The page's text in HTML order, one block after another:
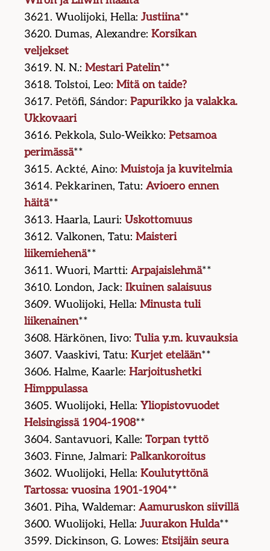
3621. Wuolijoki, Hella:Justiina**
3620. Dumas, Alexandre:Korsikan
veljekset
3619. N. N.:Mestari Patelin**
3618. Tolstoi, Leo:Mitä on taide?
3617. Petöfi, Sándor:Papurikko ja valakka.
Ukkovaari
3616. Pekkola, Sulo-Weikko:Petsamoa
perimässä**
3615. Ackté, Aino:Muistoja ja kuvitelmia
3614. Pekkarinen, Tatu:Avioero ennen
häitä**
3613. Haarla, Lauri:Uskottomuus
3612. Valkonen, Tatu:Maisteri
liikemiehenä**
3611. Wuori, Martti:Arpajaislehmä**
3610. London, Jack:Ikuinen salaisuus
3609. Wuolijoki, Hella:Minusta tuli
liikenainen**
3608. Härkönen, Iivo:Tulia y.m. kuvauksia
3607. Vaaskivi, Tatu:Kurjet etelään**
3606. Halme, Kaarle:Harjoitushetki
Himppulassa
3605. Wuolijoki, Hella:Yliopistovuodet
Helsingissä 1904-1908**
3604. Santavuori, Kalle:Torpan tyttö
3603. Finne, Jalmari:Palkankoroitus
3602. Wuolijoki, Hella:Koulutyttönä
Tartossa: vuosina 1901-1904**
3601. Piha, Waldemar:Aamuruskon siivillä
3600. Wuolijoki, Hella:Juurakon Hulda**
3599. Dickinson, G. Lowes:Etsijäin seura